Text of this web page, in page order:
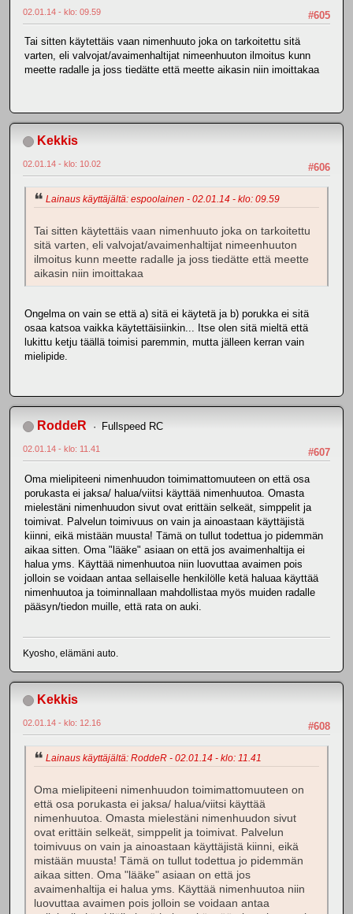
#605
02.01.14 - klo: 09.59
Tai sitten käytettäis vaan nimenhuuto joka on tarkoitettu sitä
varten, eli valvojat/avaimenhaltijat nimeenhuuton ilmoitus kunn
meette radalle ja joss tiedätte että meette aikasin niin imoittakaa
Kekkis
#606
02.01.14 - klo: 10.02
Lainaus käyttäjältä: espoolainen - 02.01.14 - klo: 09.59
Tai sitten käytettäis vaan nimenhuuto joka on tarkoitettu
sitä varten, eli valvojat/avaimenhaltijat nimeenhuuton
ilmoitus kunn meette radalle ja joss tiedätte että meette
aikasin niin imoittakaa
Ongelma on vain se että a) sitä ei käytetä ja b) porukka ei sitä
osaa katsoa vaikka käytettäisiinkin... Itse olen sitä mieltä että
lukittu ketju täällä toimisi paremmin, mutta jälleen kerran vain
mielipide.
RoddeR Fullspeed RC
#607
02.01.14 - klo: 11.41
Oma mielipiteeni nimenhuudon toimimattomuuteen on että osa
porukasta ei jaksa/ halua/viitsi käyttää nimenhuutoa. Omasta
mielestäni nimenhuudon sivut ovat erittäin selkeät, simppelit ja
toimivat. Palvelun toimivuus on vain ja ainoastaan käyttäjistä
kiinni, eikä mistään muusta! Tämä on tullut todettua jo pidemmän
aikaa sitten. Oma "lääke" asiaan on että jos avaimenhaltija ei
halua yms. Käyttää nimenhuutoa niin luovuttaa avaimen pois
jolloin se voidaan antaa sellaiselle henkilölle ketä haluaa käyttää
nimenhuutoa ja toiminnallaan mahdollistaa myös muiden radalle
pääsyn/tiedon muille, että rata on auki.
Kyosho, elämäni auto.
Kekkis
#608
02.01.14 - klo: 12.16
Lainaus käyttäjältä: RoddeR - 02.01.14 - klo: 11.41
Oma mielipiteeni nimenhuudon toimimattomuuteen on
että osa porukasta ei jaksa/ halua/viitsi käyttää
nimenhuutoa. Omasta mielestäni nimenhuudon sivut
ovat erittäin selkeät, simppelit ja toimivat. Palvelun
toimivuus on vain ja ainoastaan käyttäjistä kiinni, eikä
mistään muusta! Tämä on tullut todettua jo pidemmän
aikaa sitten. Oma "lääke" asiaan on että jos
avaimenhaltija ei halua yms. Käyttää nimenhuutoa niin
luovuttaa avaimen pois jolloin se voidaan antaa